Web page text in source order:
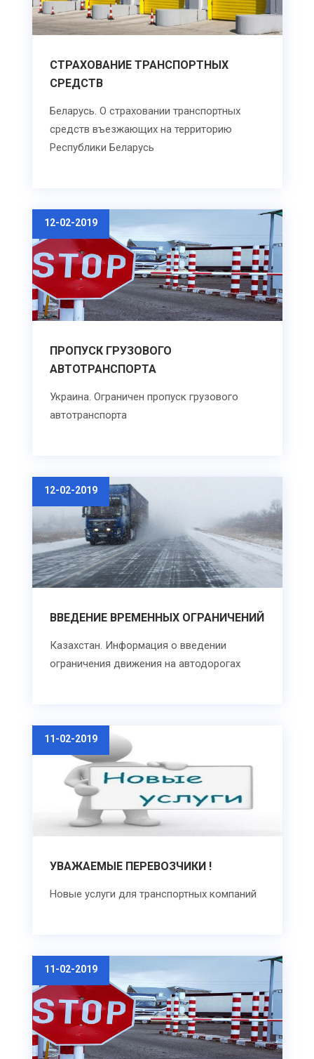
СТРАХОВАНИЕ ТРАНСПОРТНЫХ
СРЕДСТВ
Беларусь. О страховании транспортных
средств въезжающих на территорию
Республики Беларусь
12-02-2019
ПРОПУСК ГРУЗОВОГО
АВТОТРАНСПОРТА
Украина. Ограничен пропуск грузового
автотранспорта
12-02-2019
ВВЕДЕНИЕ ВРЕМЕННЫХ ОГРАНИЧЕНИЙ
Казахстан. Информация о введении
ограничения движения на автодорогах
11-02-2019
УВАЖАЕМЫЕ ПЕРЕВОЗЧИКИ !
Новые услуги для транспортных компаний
11-02-2019